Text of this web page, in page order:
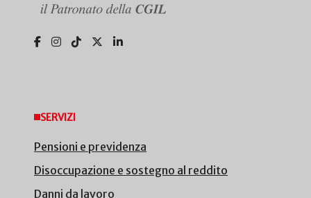
SERVIZI
Pensioni e previdenza
Disoccupazione e sostegno al reddito
Danni da lavoro